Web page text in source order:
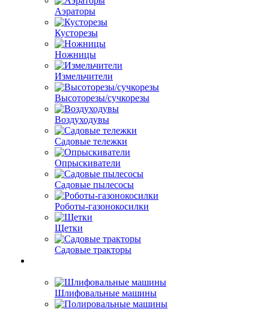
Аэраторы
Кусторезы
Ножницы
Измельчители
Высоторезы/сучкорезы
Воздуходувы
Садовые тележки
Опрыскиватели
Садовые пылесосы
Роботы-газонокосилки
Щетки
Садовые тракторы
Шлифовальные машины